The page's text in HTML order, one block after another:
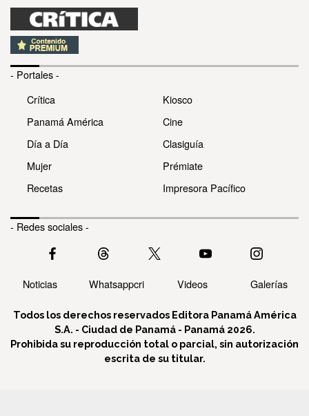
- Portales -
Crítica
Panamá América
Día a Día
Mujer
Recetas
Kiosco
Cine
Clasiguía
Prémiate
Impresora Pacífico
- Redes sociales -
Noticias Whatsappcri Videos Galerías
Todos los derechos reservados Editora Panamá América
S.A. - Ciudad de Panamá - Panamá 2026.
Prohibida su reproducción total o parcial, sin autorización
escrita de su titular.